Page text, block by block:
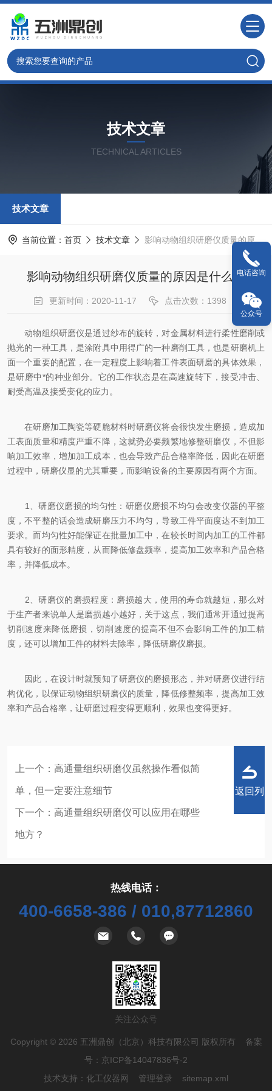
技术文章
TECHNICAL ARTICLES
技术文章
当前位置： 首页 技术文章 影响动物组织研磨仪质量的原因是什么？
影响动物组织研磨仪质量的原因是什么？
更新时间：2020-11-17 点击次数：1398
动物组织研磨仪是通过纱布的旋转，对金属材料进行柔性磨削或
抛光的一种工具，是涂附具中用得广的一种磨削工具，也是研磨机上
面一个重要的配置，在一定程度上影响着工件表面研磨的具体效果，
是研磨中*的种业部分。它的工作状态是在高速旋转下，接受冲击、
耐受高温及接受变化的应力。
在研磨加工陶瓷等硬脆材料时研磨仪将会很快发生磨损，造成加
工表面质量和精度严重不降，这就势必要频繁地修整研磨仪，不但影
响加工效率，增加加工成本，也会导致产品合格率降低，因此在研磨
过程中，研磨仪显的尤其重要，而影响设备的主要原因有两个方面。
1、研磨仪磨损的均匀性：研磨仪磨损不均匀会改变仪器的平整
度，不平整的话会造成研磨压力不均匀，导致工件平面度达不到加工
要求。而均匀性好能保证在批量加工中，在较长时间内加工的工件都
具有较好的面形精度，从而降低修盘频率，提高加工效率和产品合格
率，并降低成本。
2、研磨仪的磨损程度：磨损越大，使用的寿命就越短，那么对
于生产者来说单人是磨损越小越好，关于这点，我们通常开通过提高
切削速度来降低磨损，切削速度的提高不但不会影响工件的加工精
度，还可以增加工件的材料去除率，降低研磨仪磨损。
因此，在设计时就预知了研磨仪的磨损形态，并对研磨仪进行结
构优化，以保证动物组织研磨仪的质量，降低修整频率，提高加工效
率和产品合格率，让研磨过程变得更顺利，效果也变得更好。
上一个： 高通量组织研磨仪虽然操作看似简
单，但一定要注意细节
下一个： 高通量组织研磨仪可以应用在哪些
地方？
返回列
热线电话：
400-6658-386 / 010,87712860
关注公众号
Copyright © 2026 五洲鼎创（北京）科技有限公司 版权所有 备案
号： 京ICP备14047836号-2
技术支持： 化工仪器网 管理登录 sitemap.xml
电话咨询
公众号